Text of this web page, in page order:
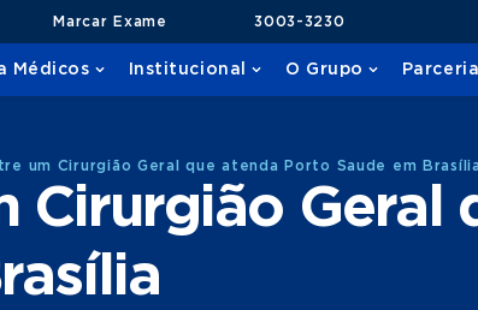
Marcar Exame 3003-3230
Médicos Institucional O Grupo
um Cirurgião Geral que atenda Porto Saude em Brasília
Cirurgião Geral